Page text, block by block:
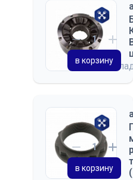
на
в корзину
в корзину